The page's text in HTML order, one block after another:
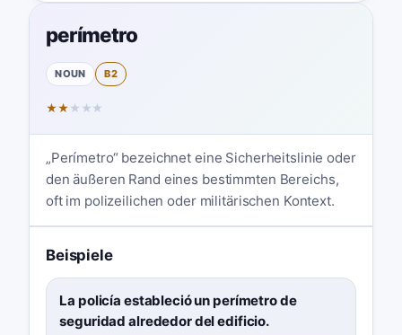
perímetro
NOUN B2
★★ ★ ★ ★
„Perímetro“ bezeichnet eine Sicherheitslinie oder
den äußeren Rand eines bestimmten Bereichs,
oft im polizeilichen oder militärischen Kontext.
Beispiele
La policía estableció un perímetro de
seguridad alrededor del edificio.